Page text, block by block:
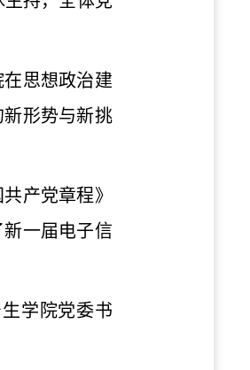
思想政治建
形势与新挑
产党章程》
一届电子信
学院党委书